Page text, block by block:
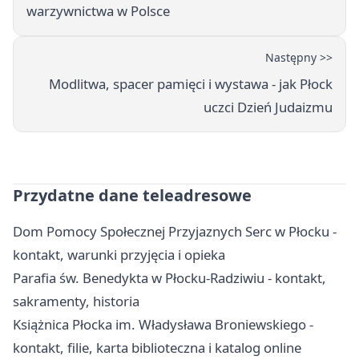
warzywnictwa w Polsce
Następny >>
Modlitwa, spacer pamięci i wystawa - jak Płock
uczci Dzień Judaizmu
Przydatne dane teleadresowe
Dom Pomocy Społecznej Przyjaznych Serc w Płocku -
kontakt, warunki przyjęcia i opieka
Parafia św. Benedykta w Płocku-Radziwiu - kontakt,
sakramenty, historia
Książnica Płocka im. Władysława Broniewskiego -
kontakt, filie, karta biblioteczna i katalog online